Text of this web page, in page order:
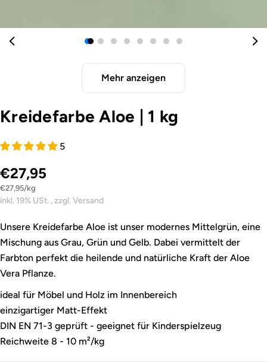
Mehr anzeigen
Kreidefarbe Aloe 1 kg
5
€27,95
Stückpreis
€27,95/
pro kg
inkl. 19% USt. , zzgl. Versand
Unsere Kreidefarbe Aloe ist unser modernes Mittelgrün, eine
Mischung aus Grau, Grün und Gelb. Dabei vermittelt der
Farbton perfekt die heilende und natürliche Kraft der Aloe
Vera Pflanze.
ideal für Möbel und Holz im Innenbereich
einzigartiger Matt-Effekt
DIN EN 71-3 geprüft - geeignet für Kinderspielzeug
Reichweite 8 - 10 m²/kg